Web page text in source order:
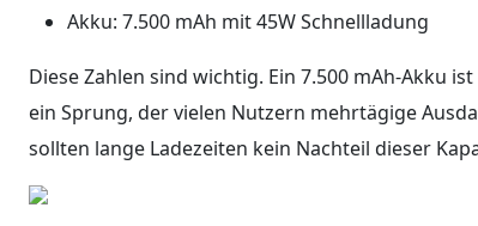
Akku: 7.500 mAh mit 45W Schnellladung
Diese Zahlen sind wichtig. Ein 7.500 mAh-Akku
ein Sprung, der vielen Nutzern mehrtägige
sollten lange Ladezeiten kein Nachteil dieser